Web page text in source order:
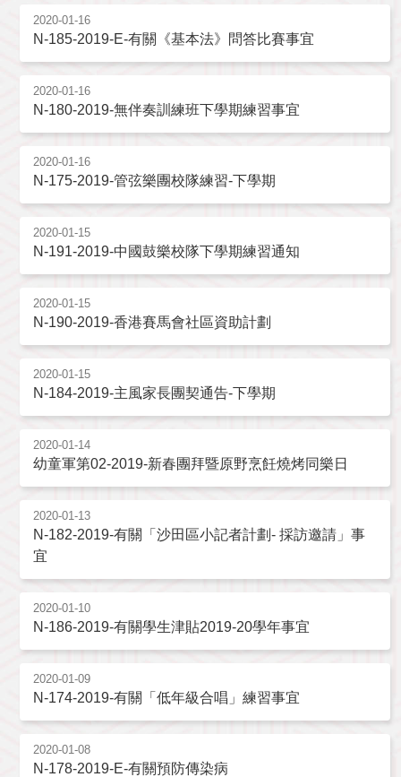
2020-01-16
N-185-2019-E-有關《基本法》問答比賽事宜
2020-01-16
N-180-2019-無伴奏訓練班下學期練習事宜
2020-01-16
N-175-2019-管弦樂團校隊練習-下學期
2020-01-15
N-191-2019-中國鼓樂校隊下學期練習通知
2020-01-15
N-190-2019-香港賽馬會社區資助計劃
2020-01-15
N-184-2019-主風家長團契通告-下學期
2020-01-14
幼童軍第02-2019-新春團拜暨原野烹飪燒烤同樂日
2020-01-13
N-182-2019-有關「沙田區小記者計劃- 採訪邀請」事
宜
2020-01-10
N-186-2019-有關學生津貼2019-20學年事宜
2020-01-09
N-174-2019-有關「低年級合唱」練習事宜
2020-01-08
N-178-2019-E-有關預防傳染病